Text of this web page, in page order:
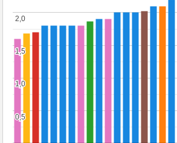
0,5
0,5
1,0
1,0
1,5
1,5
2,0
2,0